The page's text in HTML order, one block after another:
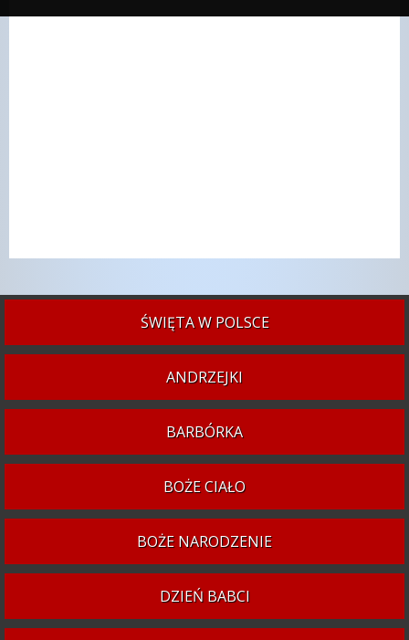
ŚWIĘTA W POLSCE
ANDRZEJKI
BARBÓRKA
BOŻE CIAŁO
BOŻE NARODZENIE
DZIEŃ BABCI